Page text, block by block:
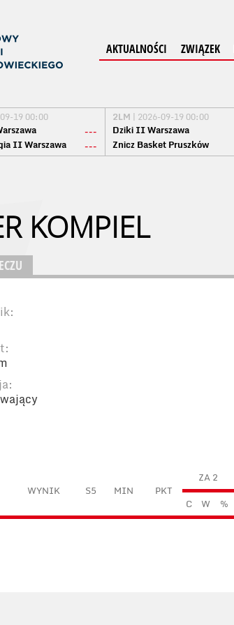
AKTUALNOŚCI ZWIĄZEK
19 00:00
---
II Warszawa
---
2LM | 2026-09-19 00:00
Dziki II Warszawa
Znicz Basket Pruszków
KOMPIEL
WYNIK S5 MIN PKT
ZA 2
C
W %